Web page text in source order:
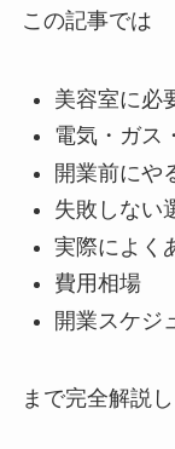
この記事では
美容室に必
電気・ガス
開業前にや
失敗しない
実際によく
費用相場
開業スケジ
まで完全解説し